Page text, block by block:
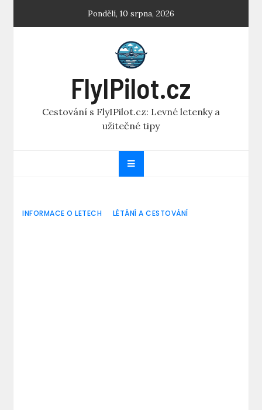
Pondělí, 10 srpna, 2026
FlyIPilot.cz
Cestování s FlyIPilot.cz: Levné letenky a
užitečné tipy
INFORMACE O LETECH LÉTÁNÍ A CESTOVÁNÍ